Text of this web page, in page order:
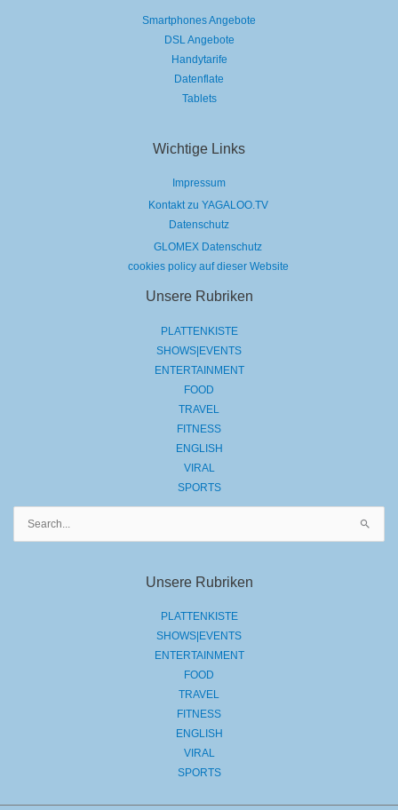
Smartphones Angebote
DSL Angebote
Handytarife
Datenflate
Tablets
Wichtige Links
Impressum
Kontakt zu YAGALOO.TV
Datenschutz
GLOMEX Datenschutz
cookies policy auf dieser Website
Unsere Rubriken
PLATTENKISTE
SHOWS|EVENTS
ENTERTAINMENT
FOOD
TRAVEL
FITNESS
ENGLISH
VIRAL
SPORTS
Unsere Rubriken
PLATTENKISTE
SHOWS|EVENTS
ENTERTAINMENT
FOOD
TRAVEL
FITNESS
ENGLISH
VIRAL
SPORTS